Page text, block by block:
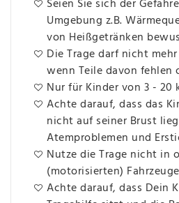
Seien Sie sich der
Umgebung z.B.
von Heißgetränken
Die Trage darf nicht
wenn Teile davon fehlen
Nur für Kinder von 3 - 20
Achte darauf, dass das
nicht auf seiner Brust
Atemproblemen und
Nutze die Trage nicht in
(motorisierten)
Achte darauf, dass Dein